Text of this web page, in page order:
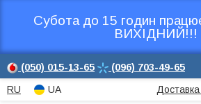
Субота до 15 годин
ВИХІДНИЙ!!!
(050) 015-13-65 (096) 703-49-65
RU UA